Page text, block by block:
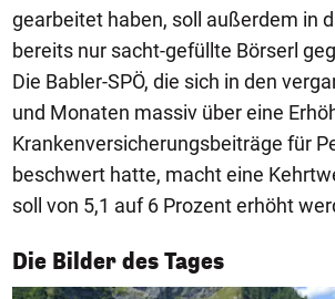
gearbeitet haben, soll außerdem in
bereits nur sacht-gefüllte Börserl
Die Babler-SPÖ, die sich in den
und Monaten massiv über eine
Krankenversicherungsbeiträge für
beschwert hatte, macht eine
soll von 5,1 auf 6 Prozent erhöht
Die Bilder des Tages
1/50